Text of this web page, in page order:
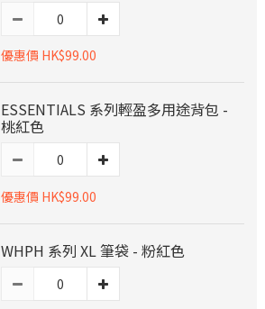
優惠價 HK$99.00
ESSENTIALS 系列輕盈多用途背包 -
桃紅色
優惠價 HK$99.00
WHPH 系列 XL 筆袋 - 粉紅色